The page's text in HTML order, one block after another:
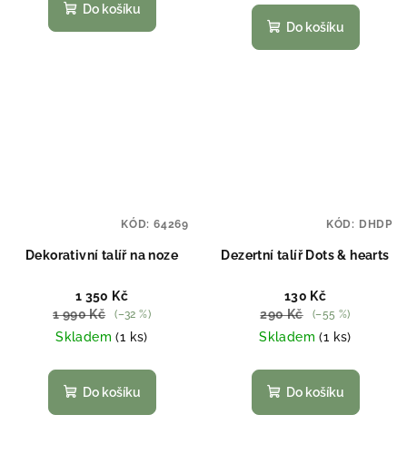
Do košíku
Do košíku
Dekorativní talíř na noze
1 350 Kč
1 990 Kč
(–32 %)
Skladem(1 ks)
Do košíku
KÓD: 64269
Dezertní talíř Dots & hearts
130 Kč
290 Kč
(–55 %)
Skladem(1 ks)
Do košíku
KÓD: DHDP